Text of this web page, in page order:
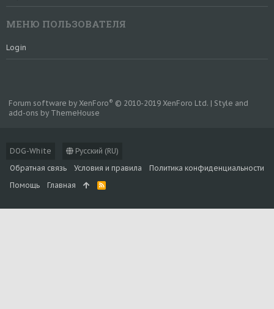
МЕНЮ ПОЛЬЗОВАТЕЛЯ
Login
DOG-White
Русский (RU)
Обратная связь
Условия и правила
Политика конфиденциальности
Помощь
Главная
R
S
Forum software by XenForo® © 2010-2019 XenForo Ltd. | Style and
add-ons by ThemeHouse